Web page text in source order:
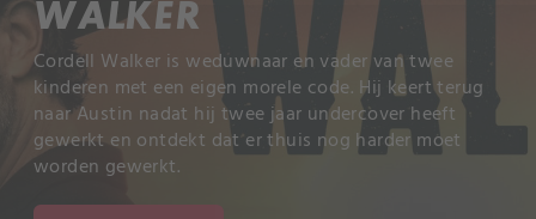
WALKER
Cordell Walker is weduwnaar en vader van twee
kinderen met een eigen morele code. Hij keert terug
naar Austin nadat hij twee jaar undercover heeft
gewerkt en ontdekt dat er thuis nog harder moet
worden gewerkt.